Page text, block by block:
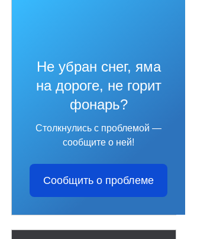
Не убран снег, яма
на дороге, не горит
фонарь?
Столкнулись с проблемой —
сообщите о ней!
Сообщить о проблеме